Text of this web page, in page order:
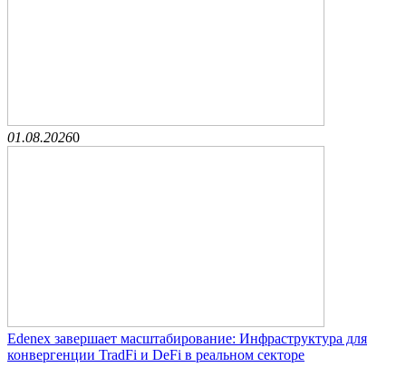
01.08.20260
Edenex завершает масштабирование: Инфраструктура для
конвергенции TradFi и DeFi в реальном секторе